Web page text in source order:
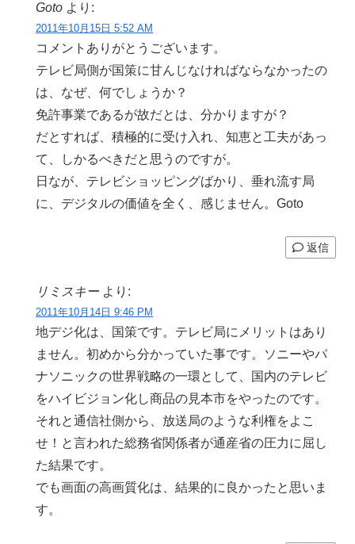
Goto より:
2011年10月15日 5:52 AM
コメントありがとうございます。
テレビ局側が国策に甘んじなければならなかったの
は、なぜ、何でしょうか？
免許事業であるが故だとは、分かりますが？
だとすれば、積極的に受け入れ、知恵と工夫があっ
て、しかるべきだと思うのですが。
日なが、テレビショッピングばかり、垂れ流す局
に、デジタルの価値を全く、感じません。Goto
返信
リミスキー より:
2011年10月14日 9:46 PM
地デジ化は、国策です。テレビ局にメリットはあり
ません。初めから分かっていた事です。ソニーやパ
ナソニックの世界戦略の一環として、国内のテレビ
をハイビジョン化し商品の見本市をやったのです。
それと通信社側から、放送局のような利権をよこ
せ！と言われた総務省関係者が通産省の圧力に屈し
た結果です。
でも画面の高画質化は、結果的に良かったと思いま
す。